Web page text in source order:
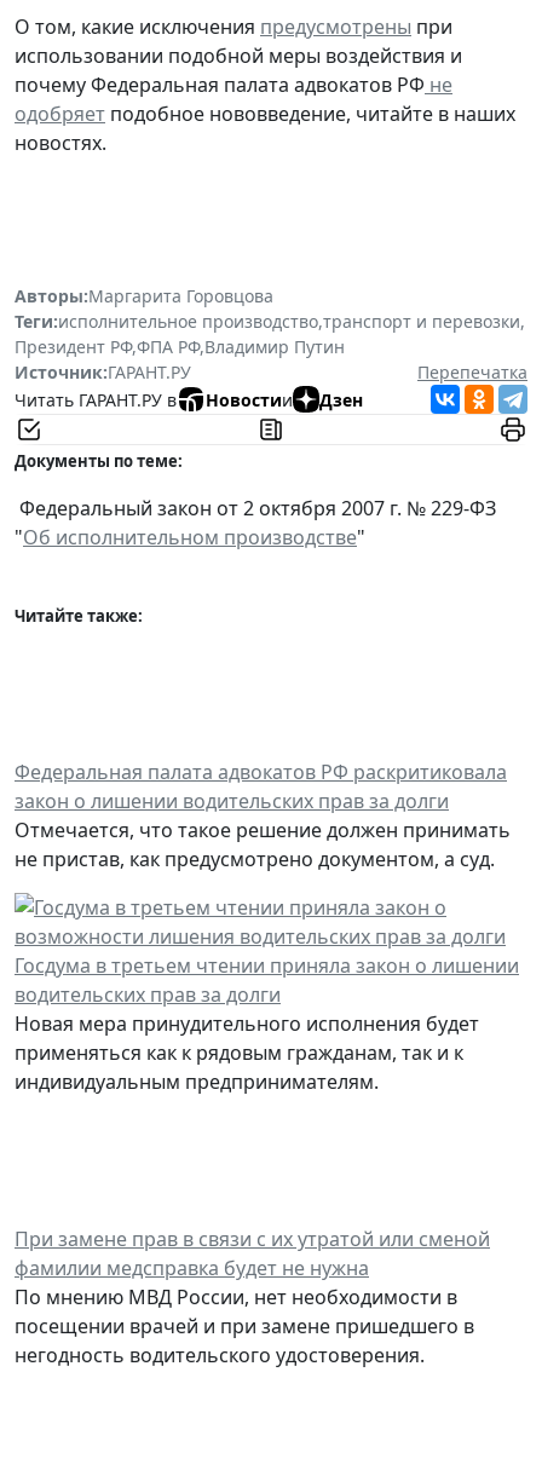
О том, какие исключения предусмотрены при
использовании подобной меры воздействия и
почему Федеральная палата адвокатов РФ не
одобряет подобное нововведение, читайте в наших
новостях.
Авторы:Маргарита Горовцова
Теги:исполнительное производство,транспорт и перевозки,
Президент РФ,ФПА РФ,Владимир Путин
Источник:ГАРАНТ.РУ
Перепечатка
Читать ГАРАНТ.РУ в
Новостии Дзен
Документы по теме:
Федеральный закон от 2 октября 2007 г. № 229-ФЗ
"Об исполнительном производстве"
Читайте также:
Федеральная палата адвокатов РФ раскритиковала
закон о лишении водительских прав за долги
Отмечается, что такое решение должен принимать
не пристав, как предусмотрено документом, а суд.
Госдума в третьем чтении приняла закон о лишении
водительских прав за долги
Новая мера принудительного исполнения будет
применяться как к рядовым гражданам, так и к
индивидуальным предпринимателям.
При замене прав в связи с их утратой или сменой
фамилии медсправка будет не нужна
По мнению МВД России, нет необходимости в
посещении врачей и при замене пришедшего в
негодность водительского удостоверения.